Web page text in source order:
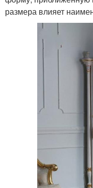
размера влияет